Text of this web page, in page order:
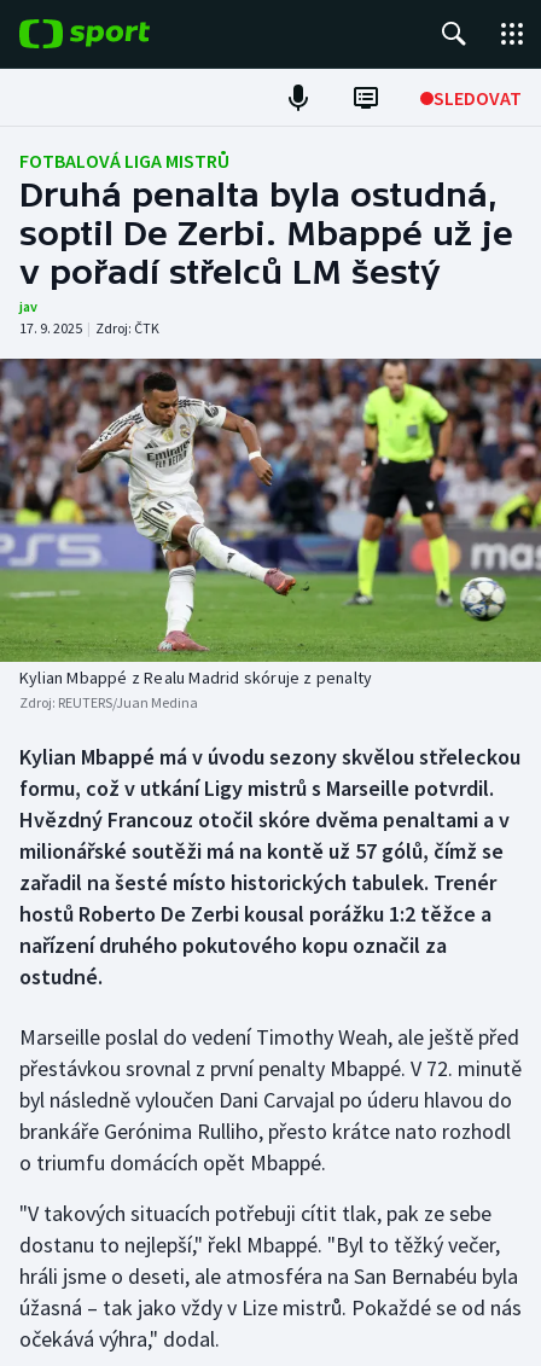
SLEDOVAT
Fotbal
Hokej
Tenis
Atletika
Cyklistika
DALŠÍ SPORTY
Americký fotbal
Baseball a softbal
Basketbal
Biatlon
Box
Curling
Dostihy
Florbal
Golf
Gymnastika
Jezdectví
Judo
NEPŘEHLÉDNĚTE
Soutěže
Historické návraty
Aplikace ČT sport
FOTBALOVÁ LIGA MISTRŮ
Druhá penalta byla ostudná,
soptil De Zerbi. Mbappé už je
v pořadí střelců LM šestý
jav
17. 9. 2025 | Zdroj: ČTK
Kylian Mbappé z Realu Madrid skóruje z penalty
Zdroj: REUTERS/Juan Medina
Kylian Mbappé má v úvodu sezony skvělou střeleckou
formu, což v utkání Ligy mistrů s Marseille potvrdil.
Hvězdný Francouz otočil skóre dvěma penaltami a v
milionářské soutěži má na kontě už 57 gólů, čímž se
zařadil na šesté místo historických tabulek. Trenér
hostů Roberto De Zerbi kousal porážku 1:2 těžce a
nařízení druhého pokutového kopu označil za
ostudné.
Marseille poslal do vedení Timothy Weah, ale ještě před
přestávkou srovnal z první penalty Mbappé. V 72. minutě
byl následně vyloučen Dani Carvajal po úderu hlavou do
brankáře Gerónima Rulliho, přesto krátce nato rozhodl
o triumfu domácích opět Mbappé.
"V takových situacích potřebuji cítit tlak, pak ze sebe
dostanu to nejlepší," řekl Mbappé. "Byl to těžký večer,
hráli jsme o deseti, ale atmosféra na San Bernabéu byla
úžasná – tak jako vždy v Lize mistrů. Pokaždé se od nás
očekává výhra," dodal.